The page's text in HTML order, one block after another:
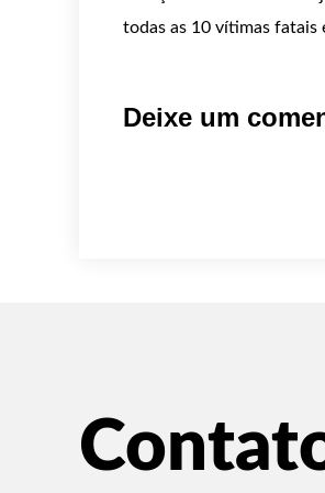
todas as 10 vítimas fatais
Deixe um